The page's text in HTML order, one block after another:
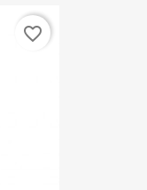
favorite_border